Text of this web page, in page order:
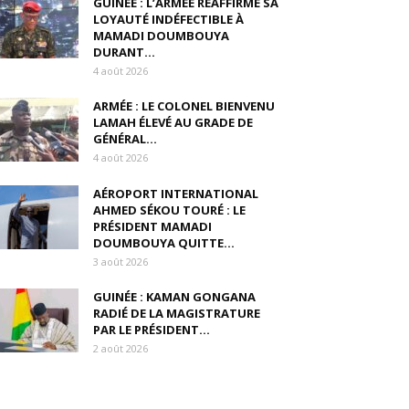
LOYAUTÉ INDÉFECTIBLE À
MAMADI DOUMBOUYA
DURANT...
4 août 2026
ARMÉE : LE COLONEL BIENVENU
LAMAH ÉLEVÉ AU GRADE DE
GÉNÉRAL...
4 août 2026
AÉROPORT INTERNATIONAL
AHMED SÉKOU TOURÉ : LE
PRÉSIDENT MAMADI
DOUMBOUYA QUITTE...
3 août 2026
GUINÉE : KAMAN GONGANA
RADIÉ DE LA MAGISTRATURE
PAR LE PRÉSIDENT...
2 août 2026